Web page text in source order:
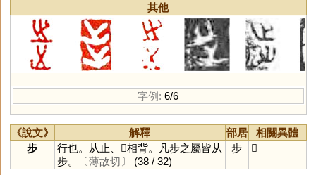
其他
字例: 6/6
《說文》 解釋 部居
相關異體
步
行也。从止、𣥂相背。凡步之屬皆从
步。
〔薄故切〕 (38 / 32)
步 𣥗